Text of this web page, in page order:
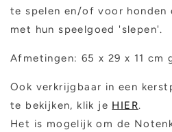
te spelen en/of voor honden
met hun speelgoed 'slepen'.
Afmetingen: 65 x 29 x 11 cm
Ook verkrijgbaar in een
te bekijken, klik je HIER.
Het is mogelijk om de